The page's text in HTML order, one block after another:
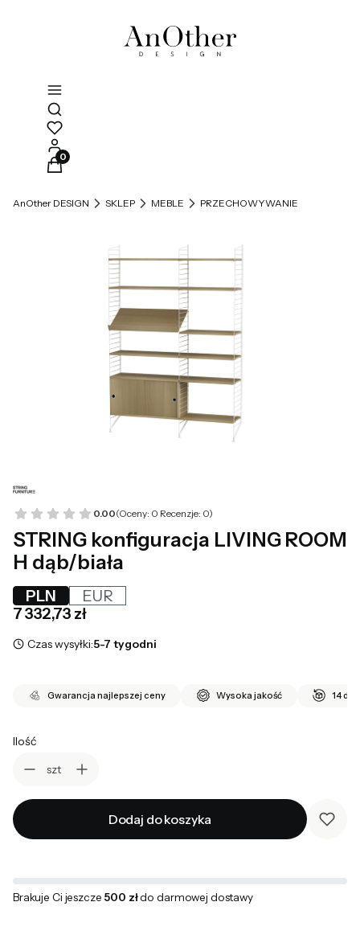
Otwórz wyszukiwarkę
Produkty w koszyku: 0. Zobacz szczegóły
AnOther DESIGN SKLEP MEBLE PRZECHOWYWANIE
0.00(Oceny: 0 Recenzje: 0)
STRING konfiguracja LIVING ROOM
H dąb/biała
PLN
EUR
Cena
7 332,73 zł
Czas wysyłki:5-7 tygodni
Gwarancja najlepszej ceny Wysoka jakość 14 dni
Ilość
szt
Dodaj do koszyka
Brakuje Ci jeszcze 500 złdo darmowej dostawy